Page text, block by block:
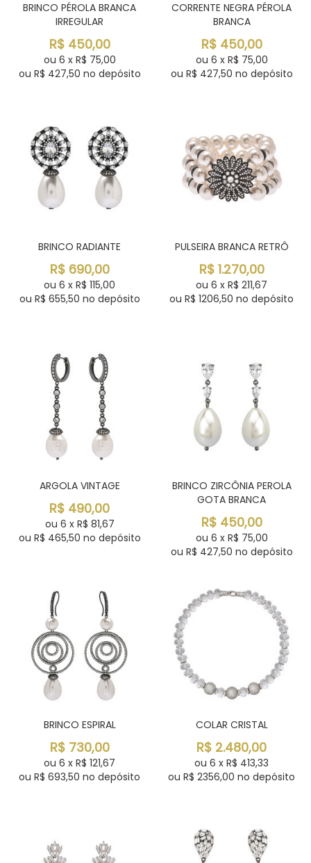
BRINCO PÉROLA BRANCA
IRREGULAR
R$ 450,00
ou 6 x R$ 75,00
ou R$ 427,50 no depósito
CORRENTE NEGRA PÉROLA
BRANCA
R$ 450,00
ou 6 x R$ 75,00
ou R$ 427,50 no depósito
BRINCO RADIANTE
R$ 690,00
ou 6 x R$ 115,00
ou R$ 655,50 no depósito
PULSEIRA BRANCA RETRÔ
R$ 1.270,00
ou 6 x R$ 211,67
ou R$ 1206,50 no depósito
ARGOLA VINTAGE
R$ 490,00
ou 6 x R$ 81,67
ou R$ 465,50 no depósito
BRINCO ZIRCÔNIA PEROLA
GOTA BRANCA
R$ 450,00
ou 6 x R$ 75,00
ou R$ 427,50 no depósito
BRINCO ESPIRAL
R$ 730,00
ou 6 x R$ 121,67
ou R$ 693,50 no depósito
COLAR CRISTAL
R$ 2.480,00
ou 6 x R$ 413,33
ou R$ 2356,00 no depósito